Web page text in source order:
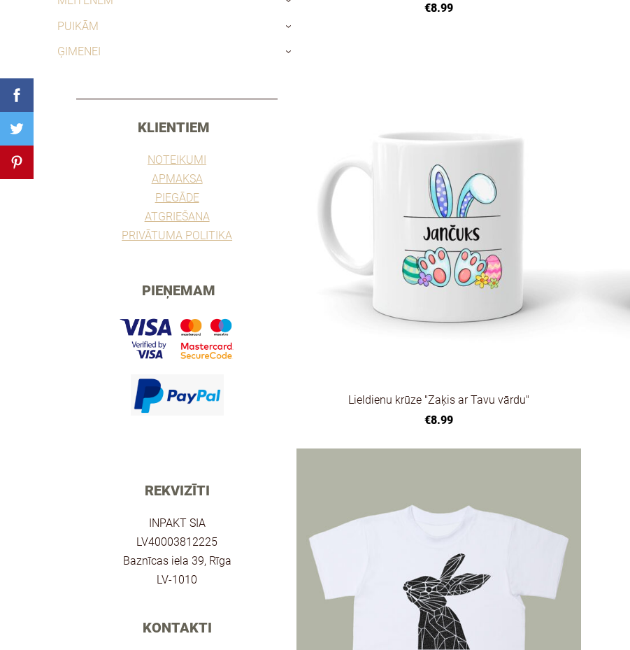
PUIKĀM ›
ĢIMENEI ›
KLIENTIEM
NOTEIKUMI
APMAKSA
PIEGĀDE
ATGRIEŠANA
PRIVĀTUMA POLITIKA
PIEŅEMAM
REKVIZĪTI
INPAKT SIA
LV40003812225
Baznīcas iela 39, Rīga
LV-1010
KONTAKTI
€8.99
Lieldienu krūze "Zaķis ar Tavu vārdu"
€8.99